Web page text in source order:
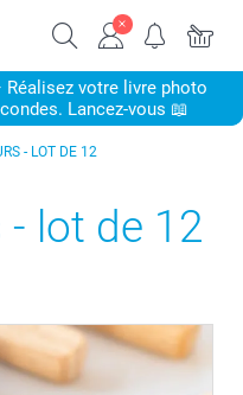
votre livre photo
Lancez-vous 📖
- LOT DE 12
- lot de 12